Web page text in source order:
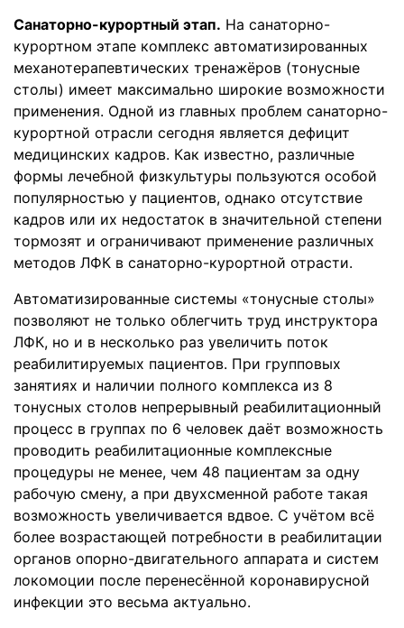
Санаторно-курортный этап. На санаторно-
курортном этапе комплекс автоматизированных
механотерапевтических тренажёров (тонусные
столы) имеет максимально широкие возможности
применения. Одной из главных проблем санаторно-
курортной отрасли сегодня является дефицит
медицинских кадров. Как известно, различные
формы лечебной физкультуры пользуются особой
популярностью у пациентов, однако отсутствие
кадров или их недостаток в значительной степени
тормозят и ограничивают применение различных
методов ЛФК в санаторно-курортной отрасти.
Автоматизированные системы «тонусные столы»
позволяют не только облегчить труд инструктора
ЛФК, но и в несколько раз увеличить поток
реабилитируемых пациентов. При групповых
занятиях и наличии полного комплекса из 8
тонусных столов непрерывный реабилитационный
процесс в группах по 6 человек даёт возможность
проводить реабилитационные комплексные
процедуры не менее, чем 48 пациентам за одну
рабочую смену, а при двухсменной работе такая
возможность увеличивается вдвое. С учётом всё
более возрастающей потребности в реабилитации
органов опорно-двигательного аппарата и систем
локомоции после перенесённой коронавирусной
инфекции это весьма актуально.